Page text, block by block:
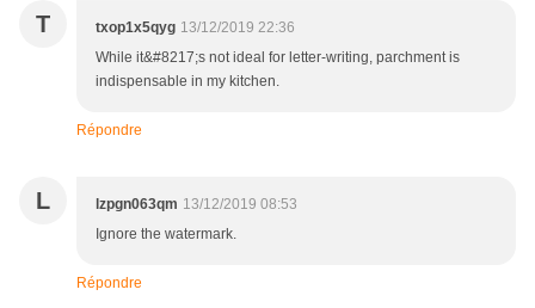
T txop1x5qyg 13/12/2019 22:36
While it&#8217;s not ideal for letter-writing, parchment is
indispensable in my kitchen.
Répondre
L lzpgn063qm 13/12/2019 08:53
Ignore the watermark.
Répondre